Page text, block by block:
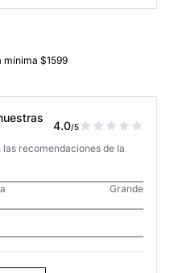
mínima $1599
4.0/5
recomendaciones de la
Grande